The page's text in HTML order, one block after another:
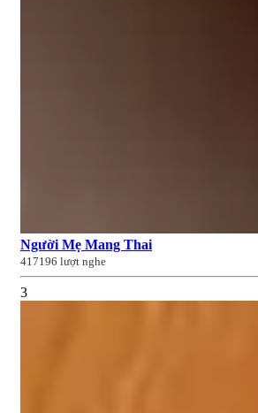
Người Mẹ Mang Thai
417196 lượt nghe
3